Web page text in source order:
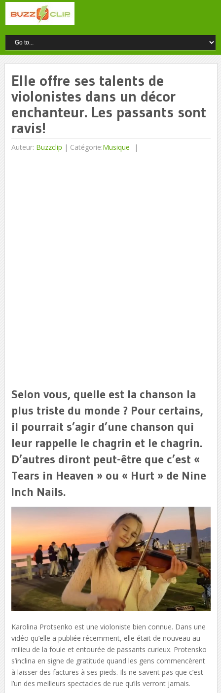
Elle offre ses talents de
violonistes dans un décor
enchanteur. Les passants sont
ravis!
Auteur: Buzzclip | Catégorie:Musique
Selon vous, quelle est la chanson la
plus triste du monde ? Pour certains,
il pourrait s’agir d’une chanson qui
leur rappelle le chagrin et le chagrin.
D’autres diront peut-être que c’est «
Tears in Heaven » ou « Hurt » de Nine
Inch Nails.
Karolina Protsenko est une violoniste bien connue. Dans une
vidéo qu’elle a publiée récemment, elle était de nouveau au
milieu de la foule et entourée de passants curieux. Protensko
s’inclina en signe de gratitude quand les gens commencèrent
à laisser des factures à ses pieds. Ils ne savent pas que c’est
l’un des meilleurs spectacles de rue qu’ils verront jamais.